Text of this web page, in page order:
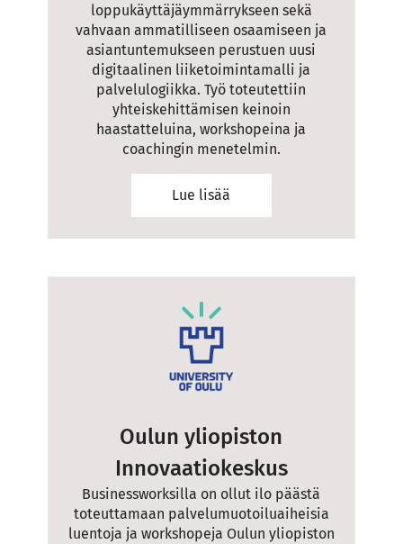
loppukäyttäjäymmärrykseen sekä
vahvaan ammatilliseen osaamiseen ja
asiantuntemukseen perustuen uusi
digitaalinen liiketoimintamalli ja
palvelulogiikka. Työ toteutettiin
yhteiskehittämisen keinoin
haastatteluina, workshopeina ja
coachingin menetelmin.
Lue lisää
Oulun yliopiston
Innovaatiokeskus
Businessworksilla on ollut ilo päästä
toteuttamaan palvelumuotoiluaiheisia
luentoja ja workshopeja Oulun yliopiston